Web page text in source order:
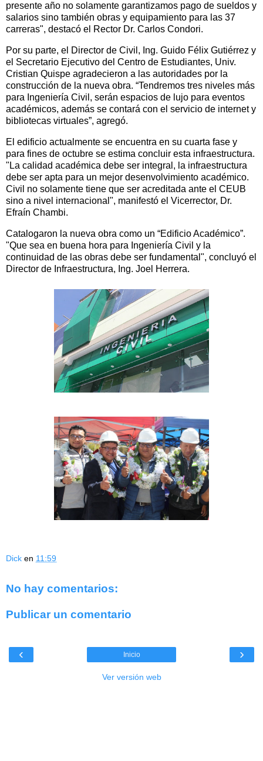
presente año no solamente garantizamos pago de sueldos y
salarios sino también obras y equipamiento para las 37
carreras", destacó el Rector Dr. Carlos Condori.
Por su parte, el Director de Civil, Ing. Guido Félix Gutiérrez y
el Secretario Ejecutivo del Centro de Estudiantes, Univ.
Cristian Quispe agradecieron a las autoridades por la
construcción de la nueva obra. “Tendremos tres niveles más
para Ingeniería Civil, serán espacios de lujo para eventos
académicos, además se contará con el servicio de internet y
bibliotecas virtuales”, agregó.
El edificio actualmente se encuentra en su cuarta fase y
para fines de octubre se estima concluir esta infraestructura.
"La calidad académica debe ser integral, la infraestructura
debe ser apta para un mejor desenvolvimiento académico.
Civil no solamente tiene que ser acreditada ante el CEUB
sino a nivel internacional", manifestó el Vicerrector, Dr.
Efraín Chambi.
Catalogaron la nueva obra como un “Edificio Académico”.
"Que sea en buena hora para Ingeniería Civil y la
continuidad de las obras debe ser fundamental", concluyó el
Director de Infraestructura, Ing. Joel Herrera.
Dick en 11:59
No hay comentarios:
Publicar un comentario
‹ ›
Inicio
Ver versión web